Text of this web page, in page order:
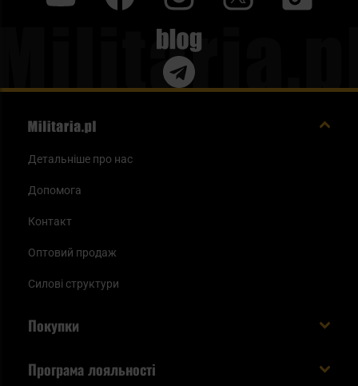
Blog
Детальніше про нас
Допомога
Контакт
Оптовий продаж
Силові структури
Покупки
Програма лояльності